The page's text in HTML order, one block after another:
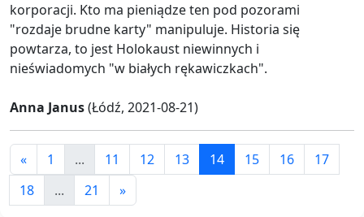
korporacji. Kto ma pieniądze ten pod pozorami
"rozdaje brudne karty" manipuluje. Historia się
powtarza, to jest Holokaust niewinnych i
nieświadomych "w białych rękawiczkach".
Anna Janus(Łódź, 2021-08-21)
« 1 ... 11 12 13 14 15 16
17
18
... 21 »